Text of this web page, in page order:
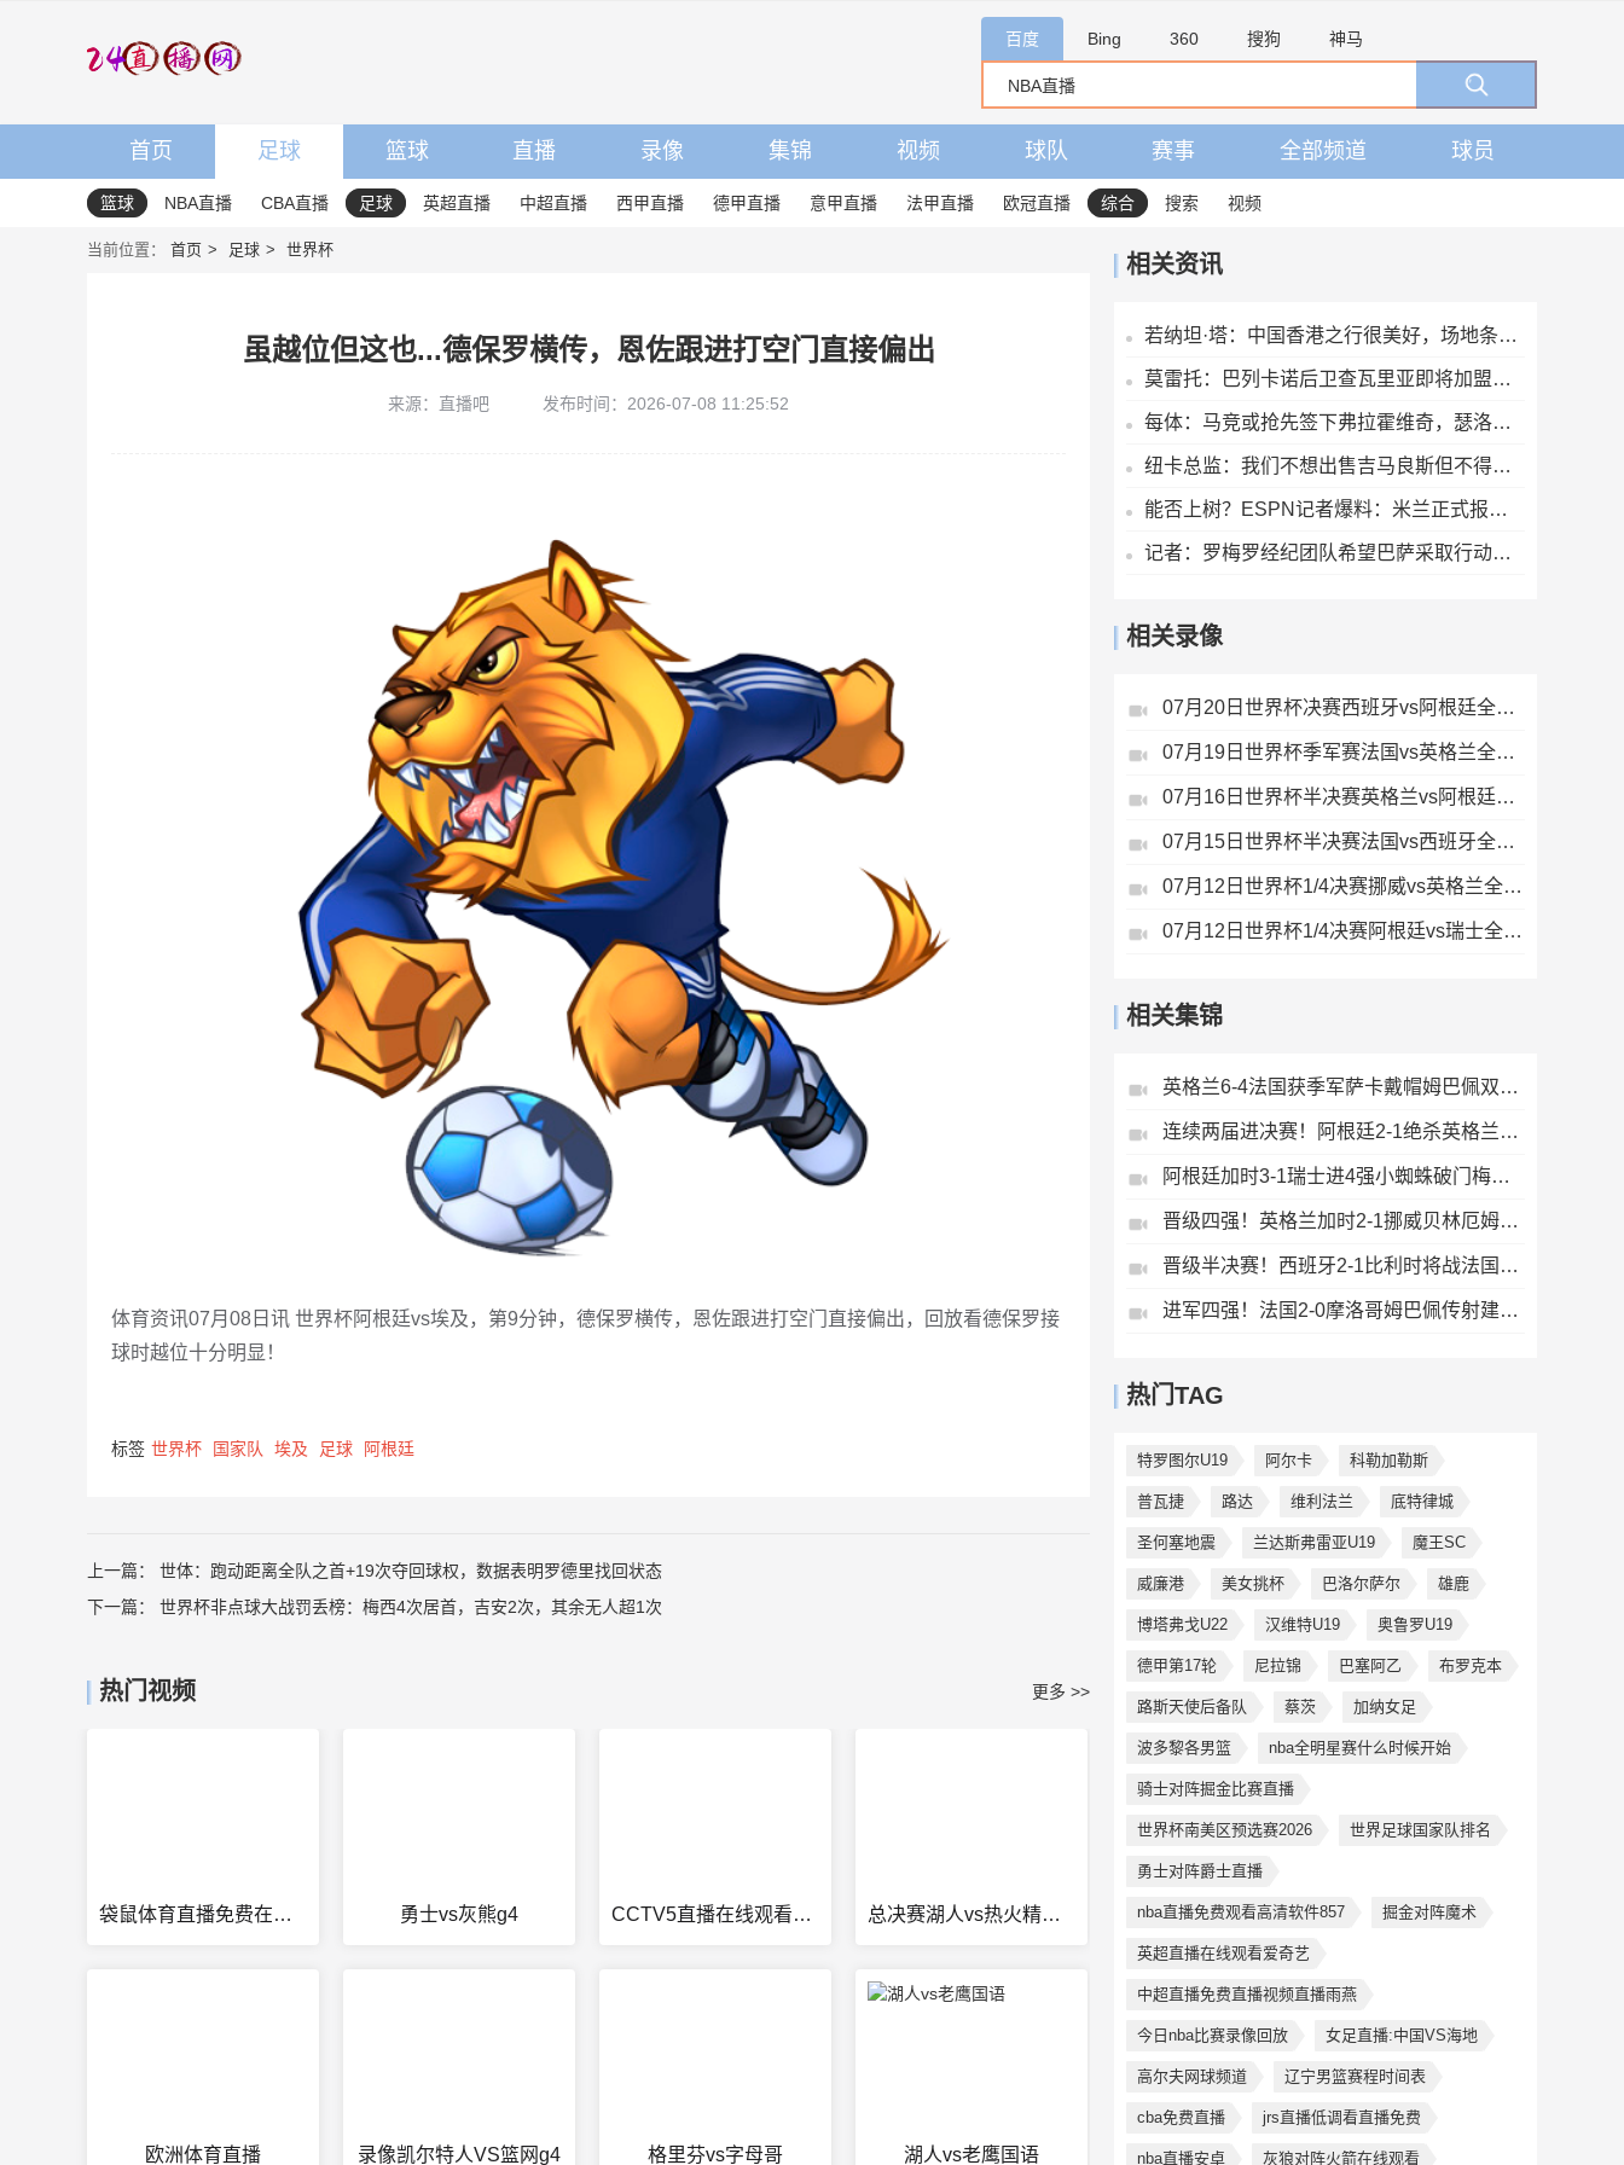
百度 Bing 360 搜狗 神马
首页 足球 篮球 直播 录像 集锦 视频 球队 赛事 全部频道 球员
篮球 NBA直播 CBA直播 足球 英超直播 中超直播 西甲直播 德甲直播 意甲直播 法甲直播 欧冠直播 综合 搜索 视频
当前位置： 首页 足球 世界杯
虽越位但这也...德保罗横传，恩佐跟进打空门直接偏出
来源：直播吧 发布时间：2026-07-08 11:25:52
体育资讯07月08日讯 世界杯阿根廷vs埃及，第9分钟，德保罗横传，恩佐跟进打空门直接偏出，回放看德保罗接
球时越位十分明显！
标签 世界杯 国家队 埃及 足球 阿根廷
上一篇： 世体：跑动距离全队之首+19次夺回球权，数据表明罗德里找回状态
下一篇： 世界杯非点球大战罚丢榜：梅西4次居首，吉安2次，其余无人超1次
热门视频 更多 >>
袋鼠体育直播免费在线观看世俱杯 勇士vs灰熊g4 CCTV5直播在线观看直播 总决赛湖人vs热火精彩集锦
欧洲体育直播 录像凯尔特人VS篮网g4 格里芬vs字母哥 湖人vs老鹰国语
相关资讯
若纳坦·塔：中国香港之行很美好，场地条件一般 但我们踢得不错
莫雷托：巴列卡诺后卫查瓦里亚即将加盟切尔西，很快就会官方宣布
每体：马竞或抢先签下弗拉霍维奇，瑟洛特去留成关键变量
纽卡总监：我们不想出售吉马良斯但不得不权衡，他明确说出了意愿
能否上树？ESPN记者爆料：米兰正式报价博卡青年中场帕雷德斯
记者：罗梅罗经纪团队希望巴萨采取行动，但后者首选引进罗德里
相关录像
07月20日世界杯决赛西班牙vs阿根廷全场录像
07月19日世界杯季军赛法国vs英格兰全场录像
07月16日世界杯半决赛英格兰vs阿根廷全场录像
07月15日世界杯半决赛法国vs西班牙全场录像
07月12日世界杯1/4决赛挪威vs英格兰全场录像
07月12日世界杯1/4决赛阿根廷vs瑞士全场录像
相关集锦
英格兰6-4法国获季军萨卡戴帽姆巴佩双响创纪录奥利塞2助+失良机
连续两届进决赛！阿根廷2-1绝杀英格兰劳塔罗恩佐破门梅西两助攻
阿根廷加时3-1瑞士进4强小蜘蛛破门梅西助攻麦卡恩博洛假摔染红
晋级四强！英格兰加时2-1挪威贝林厄姆连场双响谢尔德鲁普破门
晋级半决赛！西班牙2-1比利时将战法国梅里诺替补绝杀拉门斯送礼
进军四强！法国2-0摩洛哥姆巴佩传射建功+失点登贝莱贴地斩
热门TAG
特罗图尔U19 阿尔卡 科勒加勒斯
普瓦捷 路达 维利法兰 底特律城
圣何塞地震 兰达斯弗雷亚U19 魔王SC
威廉港 美女挑杯 巴洛尔萨尔 雄鹿
博塔弗戈U22 汉维特U19 奥鲁罗U19
德甲第17轮 尼拉锦 巴塞阿乙 布罗克本
路斯天使后备队 蔡茨 加纳女足
波多黎各男篮 nba全明星赛什么时候开始
骑士对阵掘金比赛直播
世界杯南美区预选赛2026 世界足球国家队排名
勇士对阵爵士直播
nba直播免费观看高清软件857 掘金对阵魔术
英超直播在线观看爱奇艺
中超直播免费直播视频直播雨燕
今日nba比赛录像回放 女足直播:中国VS海地
高尔夫网球频道 辽宁男篮赛程时间表
cba免费直播 jrs直播低调看直播免费
nba直播安卓 灰狼对阵火箭在线观看